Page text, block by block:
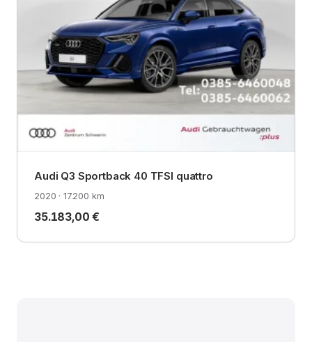
Audi Q3 Sportback 40 TFSI quattro
2020 · 17.200 km
35.183,00 €